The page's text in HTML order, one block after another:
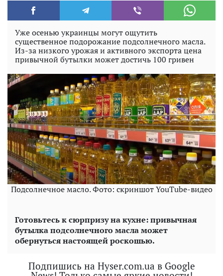
Уже осенью украинцы могут ощутить
существенное подорожание подсолнечного масла.
Из-за низкого урожая и активного экспорта цена
привычной бутылки может достичь 100 гривен
Подсолнечное масло. Фото: скриншот YouTube-видео
Готовьтесь к сюрпризу на кухне: привычная
бутылка подсолнечного масла может
обернуться настоящей роскошью.
Подпишись на Hyser.com.ua в Google